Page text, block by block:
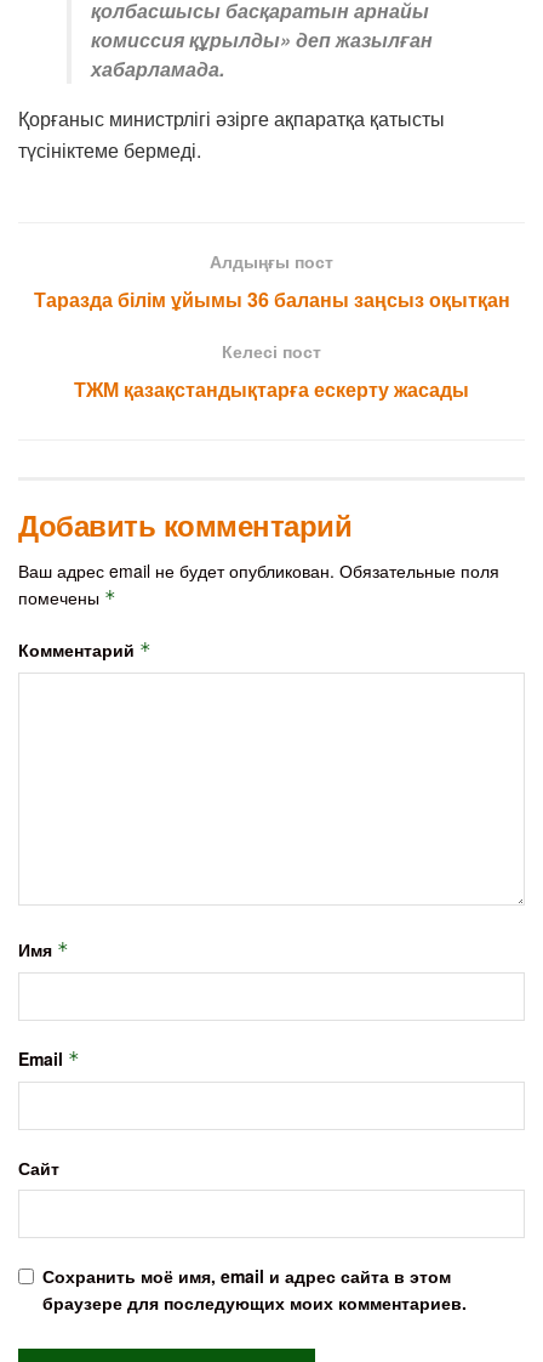
қолбасшысы басқаратын арнайы
комиссия құрылды» деп жазылған
хабарламада.
Қорғаныс министрлігі әзірге ақпаратқа қатысты
түсініктеме бермеді.
Алдыңғы пост
Таразда білім ұйымы 36 баланы заңсыз оқытқан
Келесі пост
ТЖМ қазақстандықтарға ескерту жасады
Добавить комментарий
Ваш адрес email не будет опубликован. Обязательные поля
помечены *
Комментарий *
Имя *
Email *
Сайт
Сохранить моё имя, email и адрес сайта в этом
браузере для последующих моих комментариев.